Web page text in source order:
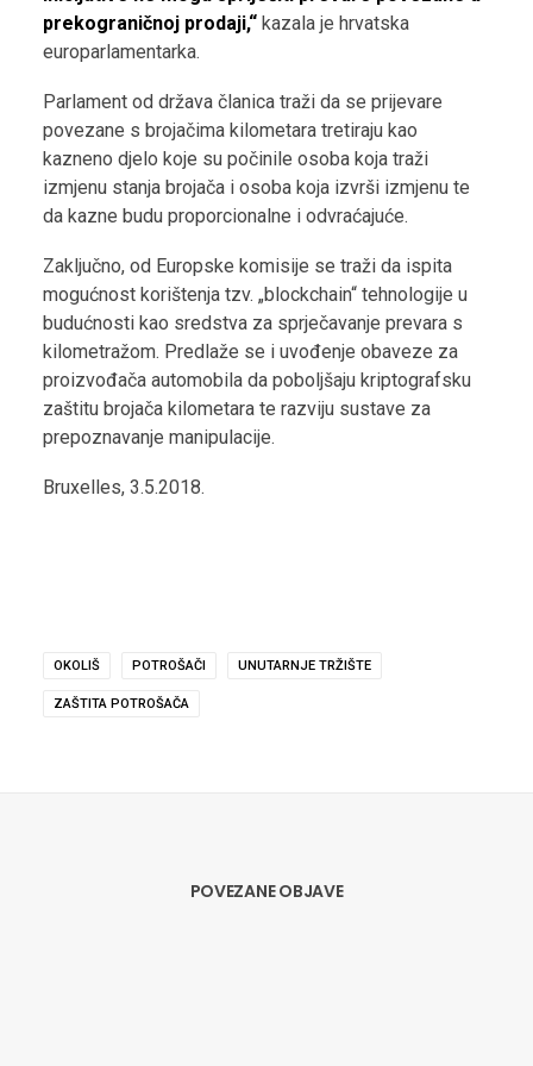
prekograničnoj prodaji,“ kazala je hrvatska
europarlamentarka.
Parlament od država članica traži da se prijevare
povezane s brojačima kilometara tretiraju kao
kazneno djelo koje su počinile osoba koja traži
izmjenu stanja brojača i osoba koja izvrši izmjenu te
da kazne budu proporcionalne i odvraćajuće.
Zaključno, od Europske komisije se traži da ispita
mogućnost korištenja tzv. „blockchain“ tehnologije u
budućnosti kao sredstva za sprječavanje prevara s
kilometražom. Predlaže se i uvođenje obaveze za
proizvođača automobila da poboljšaju kriptografsku
zaštitu brojača kilometara te razviju sustave za
prepoznavanje manipulacije.
Bruxelles, 3.5.2018.
OKOLIŠ POTROŠAČI UNUTARNJE TRŽIŠTE
ZAŠTITA POTROŠAČA
POVEZANE OBJAVE